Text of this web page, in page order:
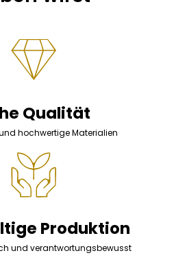
Qualität
hochwertige Materialien
Produktion
und verantwortungsbewusst